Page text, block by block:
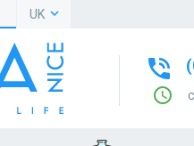
phone_in_talk
schedule
UK keyboard_arrow_down